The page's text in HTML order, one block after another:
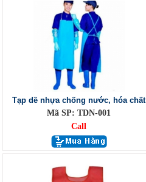
Tạp dề nhựa chống nước, hóa chất
Mã SP: TDN-001
Call